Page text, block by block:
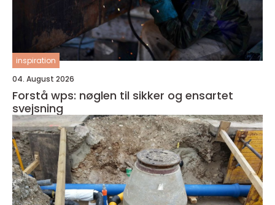
inspiration
04. August 2026
Forstå wps: nøglen til sikker og ensartet
svejsning